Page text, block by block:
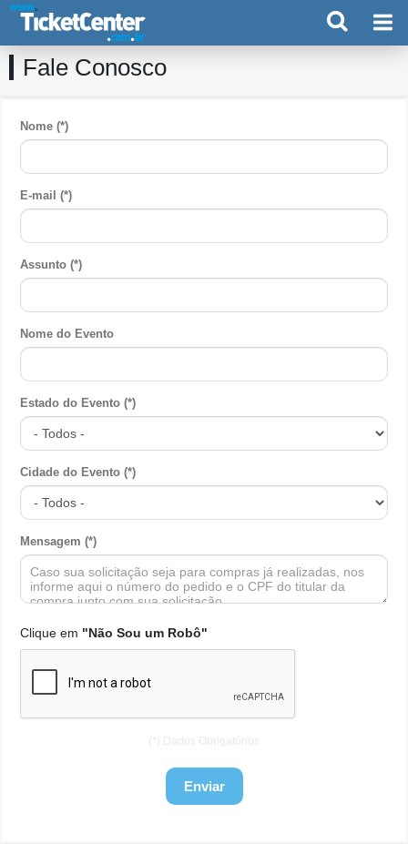
Fale Conosco
Nome (*)
E-mail (*)
Assunto (*)
Nome do Evento
Estado do Evento (*)
Cidade do Evento (*)
Mensagem (*)
Clique em "Não Sou um Robô"
(*) Dados Obrigatórios
Enviar